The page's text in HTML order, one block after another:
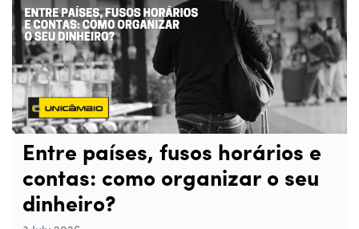
Entre países, fusos horários e
contas: como organizar o seu
dinheiro?